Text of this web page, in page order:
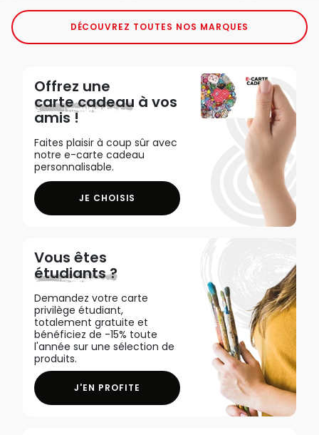
DÉCOUVREZ TOUTES NOS MARQUES
Offrez une
carte cadeau à vos
amis !
Faites plaisir à coup sûr avec
notre e-carte cadeau
personnalisable.
JE CHOISIS
Vous êtes
étudiants ?
Demandez votre carte
privilège étudiant,
totalement gratuite et
bénéficiez de -15% toute
l'année sur une sélection de
produits.
J'EN PROFITE